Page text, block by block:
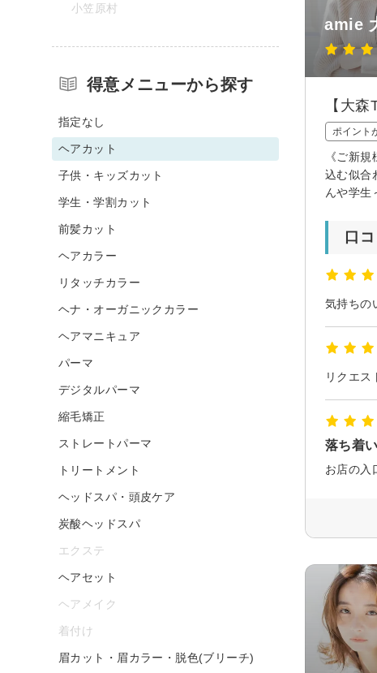
amie
【大
ポイント
《ご新
込む似合
んや学生
口コ
気持ちの
リクエス
落ち着
小笠原村
得意メニューから探す
指定なし
ヘアカット
子供・キッズカット
学生・学割カット
前髪カット
ヘアカラー
リタッチカラー
ヘナ・オーガニックカラー
ヘアマニキュア
パーマ
デジタルパーマ
縮毛矯正
ストレートパーマ
トリートメント
ヘッドスパ・頭皮ケア
炭酸ヘッドスパ
エクステ
ヘアセット
ヘアメイク
着付け
眉カット・眉カラー・脱色(ブリーチ)